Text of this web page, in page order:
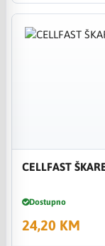
CELLFAST
Dostupno
24,20 KM